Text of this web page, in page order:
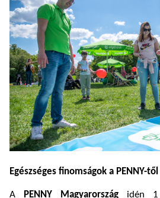
Egészséges finomságok a PENNY-től
A PENNY Magyarország idén 1